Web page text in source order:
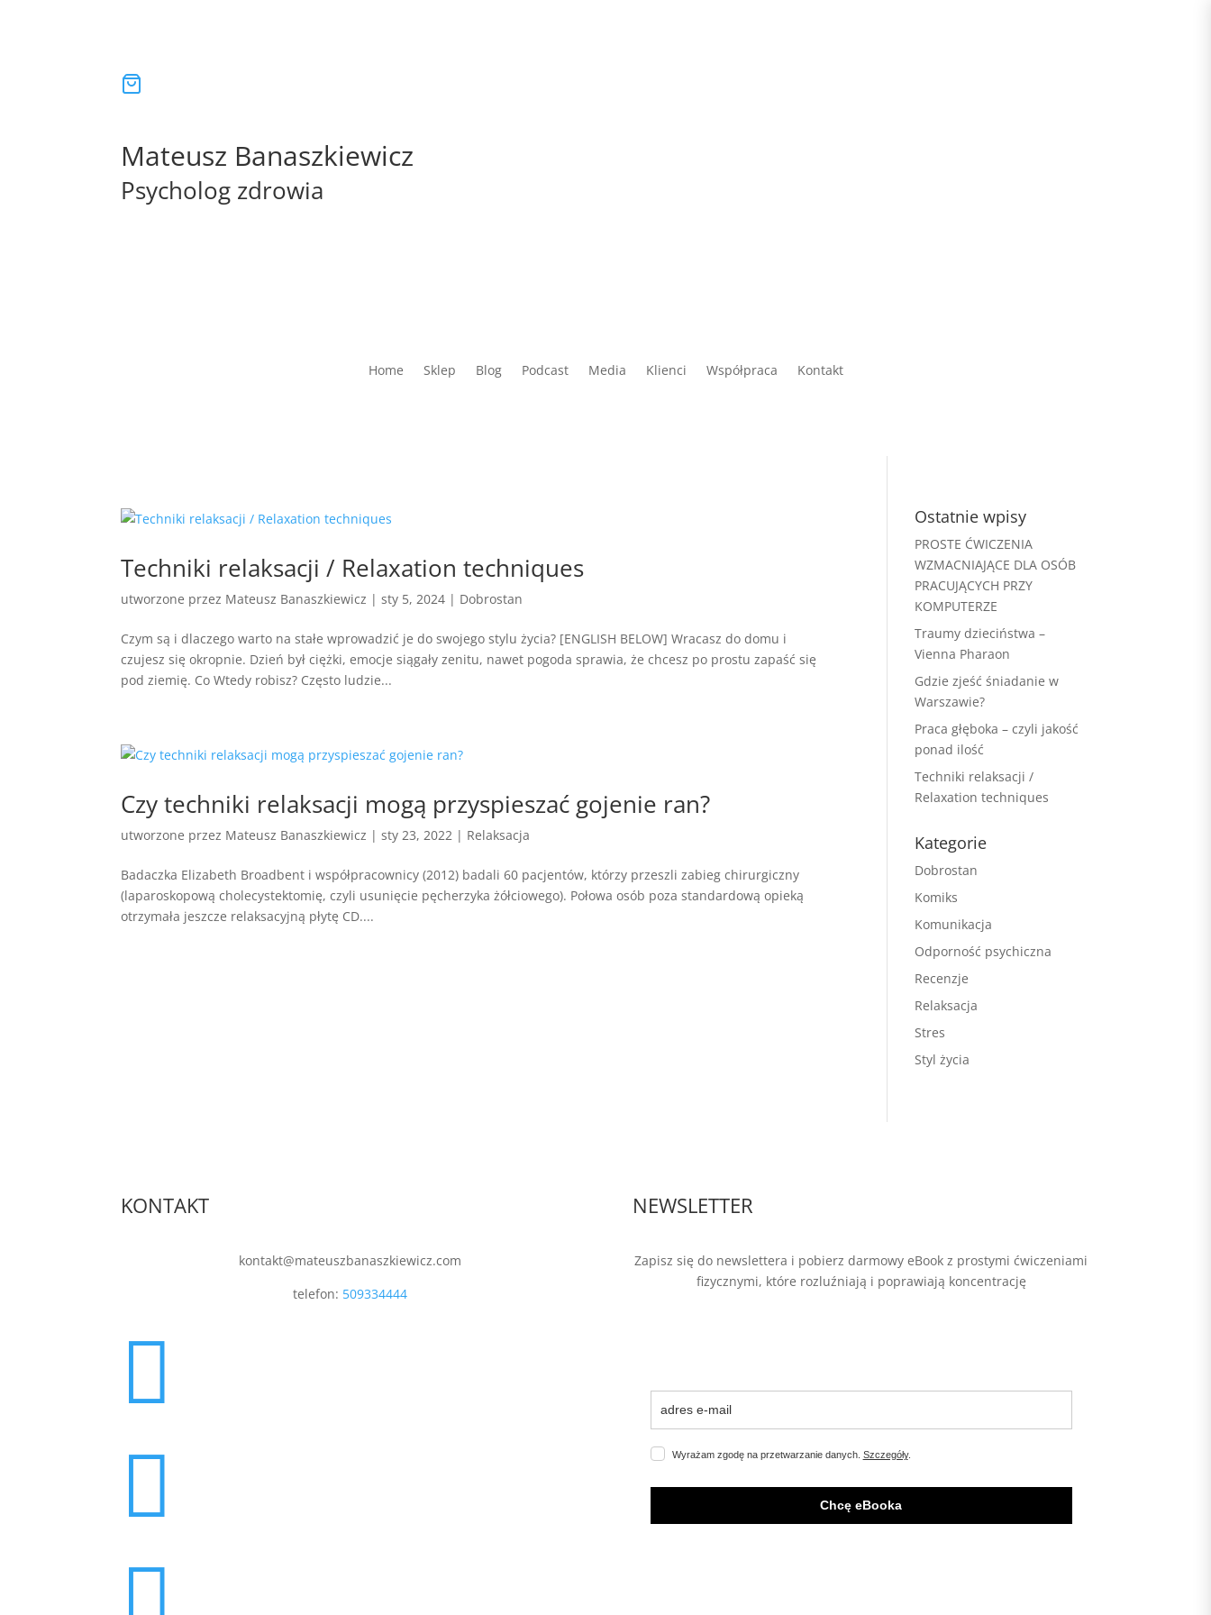
Mateusz Banaszkiewicz
Psycholog zdrowia
Home Sklep Blog Podcast Media Klienci Współpraca Kontakt
Techniki relaksacji / Relaxation techniques
utworzone przez Mateusz Banaszkiewicz |sty 5, 2024 | Dobrostan
Czym są i dlaczego warto na stałe wprowadzić je do swojego stylu życia? [ENGLISH BELOW] Wracasz do domu i
czujesz się okropnie. Dzień był ciężki, emocje siągały zenitu, nawet pogoda sprawia, że chcesz po prostu zapaść się
pod ziemię. Co Wtedy robisz? Często ludzie...
Czy techniki relaksacji mogą przyspieszać gojenie ran?
utworzone przez Mateusz Banaszkiewicz |sty 23, 2022 | Relaksacja
Badaczka Elizabeth Broadbent i współpracownicy (2012) badali 60 pacjentów, którzy przeszli zabieg chirurgiczny
(laparoskopową cholecystektomię, czyli usunięcie pęcherzyka żółciowego). Połowa osób poza standardową opieką
otrzymała jeszcze relaksacyjną płytę CD....
Ostatnie wpisy
PROSTE ĆWICZENIA
WZMACNIAJĄCE DLA OSÓB
PRACUJĄCYCH PRZY
KOMPUTERZE
Traumy dzieciństwa –
Vienna Pharaon
Gdzie zjeść śniadanie w
Warszawie?
Praca głęboka – czyli jakość
ponad ilość
Techniki relaksacji /
Relaxation techniques
Kategorie
Dobrostan
Komiks
Komunikacja
Odporność psychiczna
Recenzje
Relaksacja
Stres
Styl życia
KONTAKT
kontakt@mateuszbanaszkiewicz.com
telefon: 509334444


NEWSLETTER
Zapisz się do newslettera i pobierz darmowy eBook z prostymi ćwiczeniami
fizycznymi, które rozluźniają i poprawiają koncentrację
Wyrażam zgodę na przetwarzanie danych. Szczegóły.
Chcę eBooka